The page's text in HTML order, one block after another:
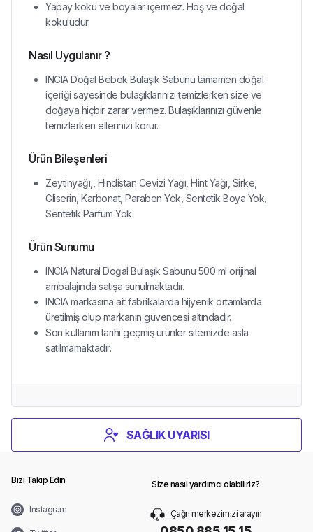
Yapay koku ve boyalar içermez. Hoş ve doğal
kokuludur.
Nasıl Uygulanır ?
INCIA Doğal Bebek Bulaşık Sabunu tamamen doğal
içeriği sayesinde bulaşıklarınızı temizlerken size ve
doğaya hiçbir zarar vermez. Bulaşıklarınızı güvenle
temizlerken ellerinizi korur.
Ürün Bileşenleri
Zeytinyağı,, Hindistan Cevizi Yağı, Hint Yağı, Sirke,
Gliserin, Karbonat, Paraben Yok, Sentetik Boya Yok,
Sentetik Parfüm Yok.
Ürün Sunumu
INCIA Natural Doğal Bulaşık Sabunu 500 ml orijinal
ambalajında satışa sunulmaktadır.
INCIA markasına ait fabrikalarda hijyenik ortamlarda
üretilmiş olup markanın güvencesi altındadır.
Son kullanım tarihi geçmiş ürünler sitemizde asla
satılmamaktadır.
SAĞLIK UYARISI
Bizi Takip Edin
Instagram
Size nasıl yardımcı olabiliriz?
Çağrı merkezimizi arayın